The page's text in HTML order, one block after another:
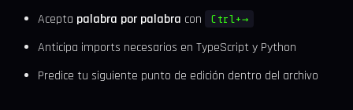
Acepta palabra por palabra con Ctrl+→
Anticipa imports necesarios en TypeScript y Python
Predice tu siguiente punto de edición dentro del archivo